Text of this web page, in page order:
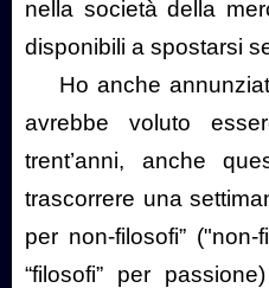
nella società della
disponibili a spostarsi
Ho anche
avrebbe voluto
trent’anni, anche
trascorrere una
per non-filosofi”
“filosofi” per